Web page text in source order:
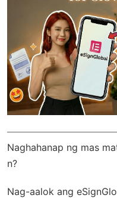
Naghahanap ng mas
n?
Nag-aalok ang